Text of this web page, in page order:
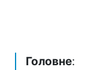
Головне: